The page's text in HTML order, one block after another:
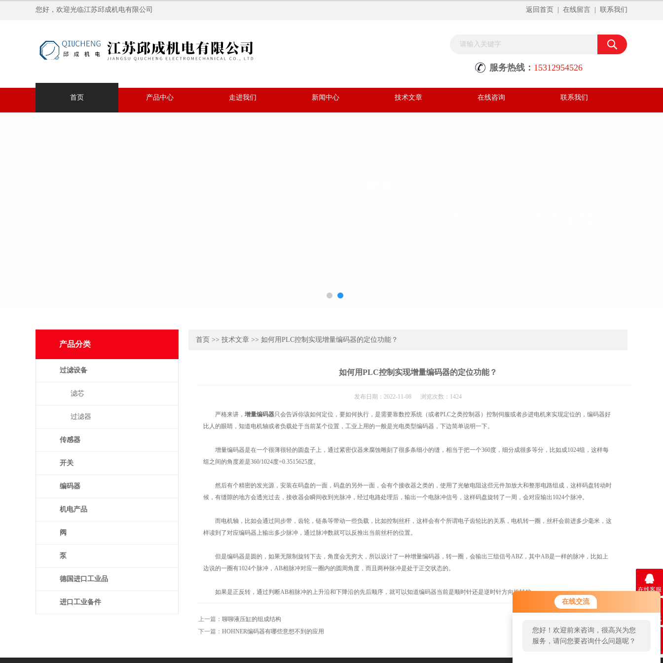
在线交流
您好！欢迎前来咨询，很高兴为您
服务，请问您要咨询什么问题呢？
您好，欢迎光临江苏邱成机电有限公司 返回首页 在线留言 联系我们
服务热线： 15312954526
首页 产品中心 走进我们 新闻中心 技术文章 在线咨询 联系我们
产品分类
过滤设备
滤芯
过滤器
传感器
开关
编码器
机电产品
阀
泵
德国进口工业品
进口工业备件
首页 >> 技术文章 >> 如何用PLC控制实现增量编码器的定位功能？
如何用PLC控制实现增量编码器的定位功能？
发布日期：2022-11-08 浏览次数：1424
严格来讲， 增量编码器只会告诉你该如何定位，要如何执行，是需要靠数控系统（或者PLC之类控制器）控制伺服或者步进电机来实现定位的，编码器好
比人的眼睛，知道电机轴或者负载处于当前某个位置，工业上用的一般是光电类型编码器，下边简单说明一下。
增量编码器是在一个很薄很轻的圆盘子上，通过紧密仪器来腐蚀雕刻了很多条细小的缝，相当于把一个360度，细分成很多等分，比如成1024组，这样每
组之间的角度差是360/1024度=0.3515625度。
然后有个精密的发光源，安装在码盘的一面，码盘的另外一面，会有个接收器之类的，使用了光敏电阻这些元件加放大和整形电路组成，这样码盘转动时
候，有缝隙的地方会透光过去，接收器会瞬间收到光脉冲，经过电路处理后，输出一个电脉冲信号，这样码盘旋转了一周，会对应输出1024个脉冲。
而电机轴，比如会通过同步带，齿轮，链条等带动一些负载，比如控制丝杆，这样会有个所谓电子齿轮比的关系，电机转一圈，丝杆会前进多少毫米，这
样读到了对应编码器上输出多少脉冲，通过脉冲数就可以反推出当前丝杆的位置。
但是编码器是圆的，如果无限制旋转下去，角度会无穷大，所以设计了一种增量编码器，转一圈，会输出三组信号ABZ，其中AB是一样的脉冲，比如上
边说的一圈有1024个脉冲，AB相脉冲对应一圈内的圆周角度，而且两种脉冲是处于正交状态的。
如果是正反转，通过判断AB相脉冲的上升沿和下降沿的先后顺序，就可以知道编码器当前是顺时针还是逆时针方向旋转的。
上一篇： 聊聊液压缸的组成结构
下一篇： HOHNER编码器有哪些意想不到的应用
在线客服
联系方式